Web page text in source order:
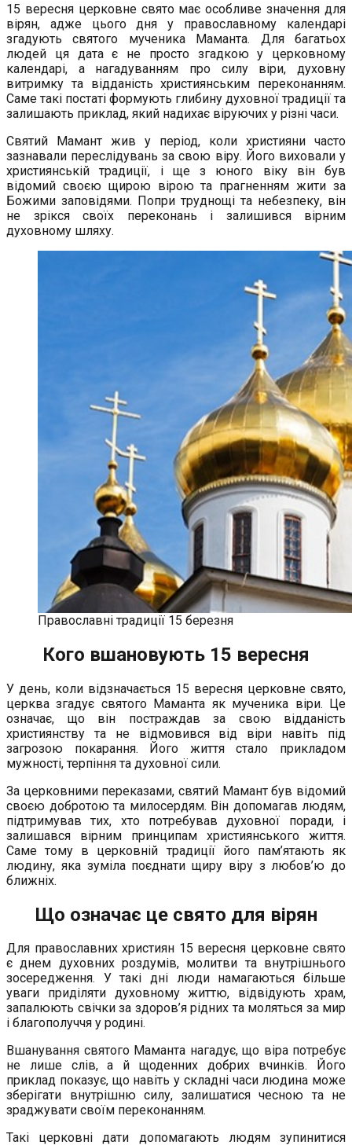
15 вересня церковне свято має особливе значення для
вірян, адже цього дня у православному календарі
згадують святого мученика Маманта. Для багатьох
людей ця дата є не просто згадкою у церковному
календарі, а нагадуванням про силу віри, духовну
витримку та відданість християнським переконанням.
Саме такі постаті формують глибину духовної традиції та
залишають приклад, який надихає віруючих у різні часи.
Святий Мамант жив у період, коли християни часто
зазнавали переслідувань за свою віру. Його виховали у
християнській традиції, і ще з юного віку він був
відомий своєю щирою вірою та прагненням жити за
Божими заповідями. Попри труднощі та небезпеку, він
не зрікся своїх переконань і залишився вірним
духовному шляху.
Православні традиції 15 березня
Кого вшановують 15 вересня
У день, коли відзначається 15 вересня церковне свято,
церква згадує святого Маманта як мученика віри. Це
означає, що він постраждав за свою відданість
християнству та не відмовився від віри навіть під
загрозою покарання. Його життя стало прикладом
мужності, терпіння та духовної сили.
За церковними переказами, святий Мамант був відомий
своєю добротою та милосердям. Він допомагав людям,
підтримував тих, хто потребував духовної поради, і
залишався вірним принципам християнського життя.
Саме тому в церковній традиції його пам’ятають як
людину, яка зуміла поєднати щиру віру з любов’ю до
ближніх.
Що означає це свято для вірян
Для православних християн 15 вересня церковне свято
є днем духовних роздумів, молитви та внутрішнього
зосередження. У такі дні люди намагаються більше
уваги приділяти духовному життю, відвідують храм,
запалюють свічки за здоров’я рідних та моляться за мир
і благополуччя у родині.
Вшанування святого Маманта нагадує, що віра потребує
не лише слів, а й щоденних добрих вчинків. Його
приклад показує, що навіть у складні часи людина може
зберігати внутрішню силу, залишатися чесною та не
зраджувати своїм переконанням.
Такі церковні дати допомагають людям зупинитися